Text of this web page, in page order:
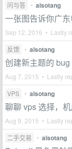
问与答 • alsotang
一张图告诉你广
Sep 12, 2016 • Lastly
反馈 • alsotang
创建新主题的 bug
Aug 7, 2015 • Lastly
VPS • alsotang
聊聊 vps 选择，
Aug 9, 2015 • Lastly
二手交易 • alsotang